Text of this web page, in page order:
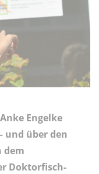
Engelke
und über den
dem
Doktorfisch-